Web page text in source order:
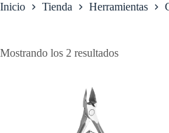
Inicio Tienda Herramientas
Mostrando los 2 resultados